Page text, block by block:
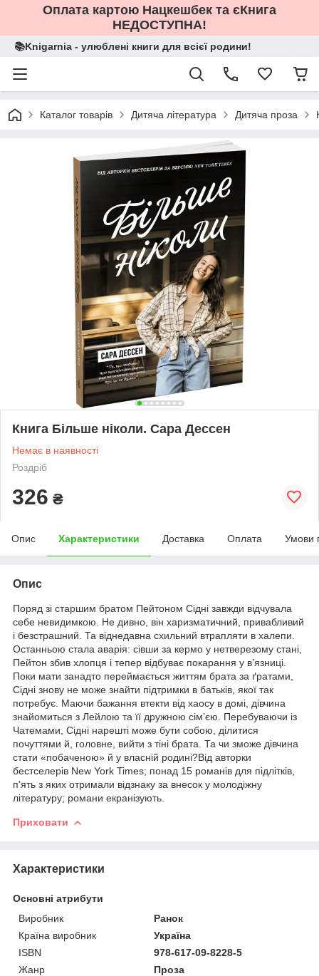
Оплата картою Нацкешбек та єКнига
НЕДОСТУПНА!
📚Knigarnia - улюблені книги для всієї родини!
Каталог товарів Дитяча література Дитяча проза
Книга Більше ніколи. Сара Дессен
Немає в наявності
Роздріб
326 ₴
Опис Характеристики Доставка Оплата Умови
Опис
Поряд зі старшим братом Пейтоном Сідні завжди відчувала
себе невидимкою. Не дивно, він харизматичний, привабливий
і безстрашний. Та віднедавна схильний втрапляти в халепи.
Останньою стала аварія: сівши за кермо у нетверезому стані,
Пейтон збив хлопця і тепер відбуває покарання у вʼязниці.
Поки мати занадто переймається життям брата за ґратами,
Сідні знову не може знайти підтримки в батьків, якої так
потребує. Маючи бажання втекти від хаосу в домі, дівчина
знайомиться з Лейлою та її дружною сімʼєю. Перебуваючи із
Чатемами, Сідні нарешті може бути собою, ділитися
почуттями й, головне, вийти з тіні брата. Та чи зможе дівчина
стати «побаченою» й у власній родині?Від авторки
бестселерів New York Times; понад 15 романів для підлітків,
п'ять з яких отримали відзнаку за внесок у молодіжну
літературу; романи екранізують.
Приховати
Характеристики
Основні атрибути
Виробник
Ранок
Країна виробник
Україна
ISBN
978-617-09-8228-5
Жанр
Проза